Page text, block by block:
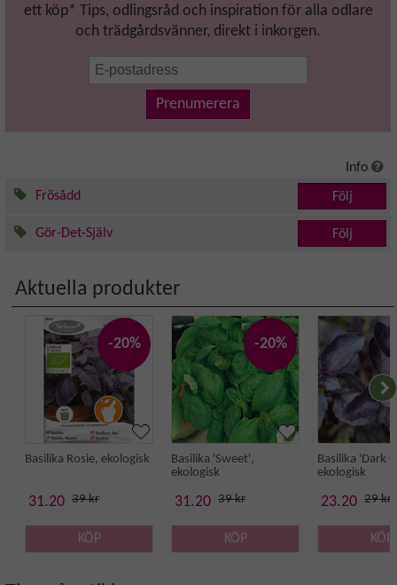
ett köp* Tips, odlingsråd och inspiration för alla odlare
och trädgårdsvänner, direkt i inkorgen.
Prenumerera
Info
Frösådd
Följ
Gör-Det-Själv Följ
Aktuella produkter
-20%
Basilika Rosie, ekologisk
31.20 39 kr
KÖP
-20%
Basilika 'Sweet',
ekologisk
31.20 39 kr
KÖP
Basilika 'Dark
ekologisk
23.20 29 kr
KÖP